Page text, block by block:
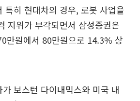
특히 현대차의 경우, 로봇 사업을
지위가 부각되면서 삼성증권은
만원에서 80만원으로 14.3% 상
보스턴 다이내믹스와 미국 내